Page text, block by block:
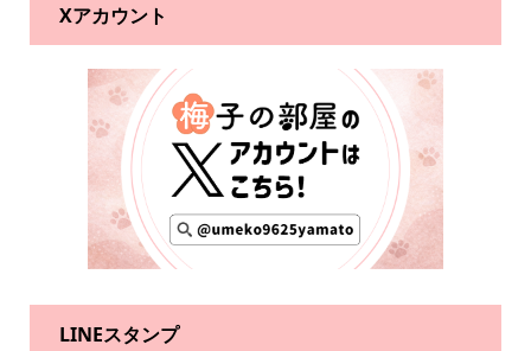
Xアカウント
LINEスタンプ